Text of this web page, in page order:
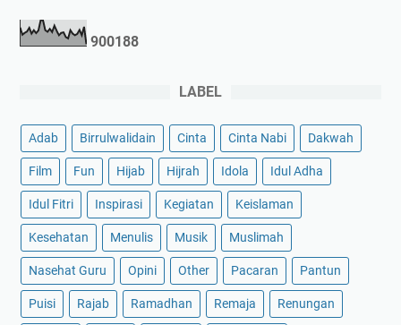
900188
LABEL
Adab Birrulwalidain Cinta Cinta Nabi Dakwah
Film Fun Hijab Hijrah Idola Idul Adha
Idul Fitri Inspirasi Kegiatan Keislaman
Kesehatan Menulis Musik Muslimah
Nasehat Guru Opini Other Pacaran Pantun
Puisi Rajab Ramadhan Remaja Renungan